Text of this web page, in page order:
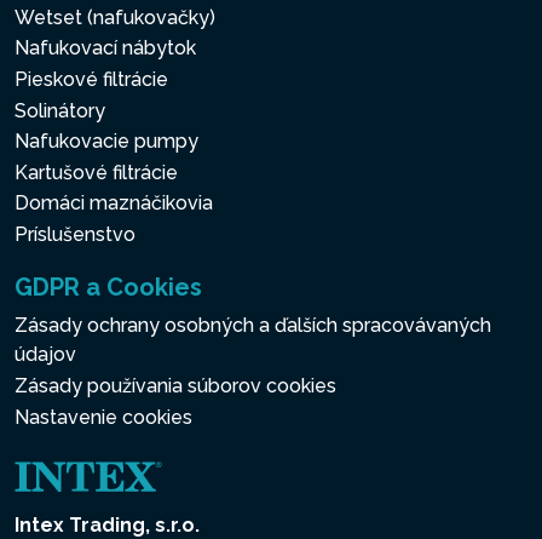
Wetset (nafukovačky)
Nafukovací nábytok
Pieskové filtrácie
Solinátory
Nafukovacie pumpy
Kartušové filtrácie
Domáci maznáčikovia
Príslušenstvo
GDPR a Cookies
Zásady ochrany osobných a ďalších spracovávaných
údajov
Zásady používania súborov cookies
Nastavenie cookies
Intex Trading, s.r.o.